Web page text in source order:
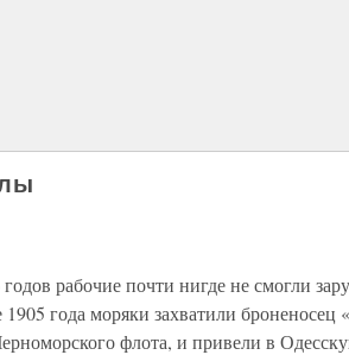
рабочие почти нигде не смогли
года моряки захватили
флота, и привели в